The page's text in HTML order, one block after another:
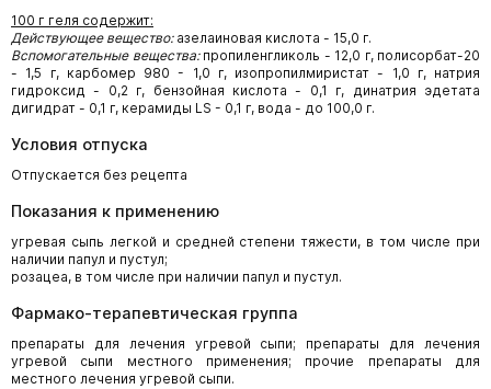
100 г геля содержит:
Действующее вещество:азелаиновая кислота - 15,0 г.
Вспомогательные вещества:пропиленгликоль - 12,0 г, полисорбат-20
- 1,5 г, карбомер 980 - 1,0 г, изопропилмиристат - 1,0 г, натрия
гидроксид - 0,2 г, бензойная кислота - 0,1 г, динатрия эдетата
дигидрат - 0,1 г, керамиды LS - 0,1 г, вода - до 100,0 г.
Условия отпуска
Отпускается без рецепта
Показания к применению
угревая сыпь легкой и средней степени тяжести, в том числе при
наличии папул и пустул;
розацеа, в том числе при наличии папул и пустул.
Фармако-терапевтическая группа
препараты для лечения угревой сыпи; препараты для лечения
угревой сыпи местного применения; прочие препараты для
местного лечения угревой сыпи.